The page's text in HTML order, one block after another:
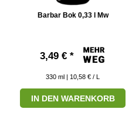
Barbar Bok 0,33 l Mw
3,49 € *
330 ml | 10,58 € / L
IN DEN WARENKORB